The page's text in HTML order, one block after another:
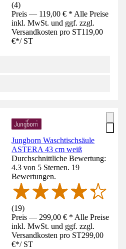
(4)
Preis — 119,00 € * Alle Preise
inkl. MwSt. und ggf. zzgl.
Versandkosten pro ST119,00
€*/ ST
Jungborn Waschtischsäule
ASTERA 43 cm weiß
Durchschnittliche Bewertung:
4.3 von 5 Sternen. 19
Bewertungen.
(19)
Preis — 299,00 € * Alle Preise
inkl. MwSt. und ggf. zzgl.
Versandkosten pro ST299,00
€*/ ST